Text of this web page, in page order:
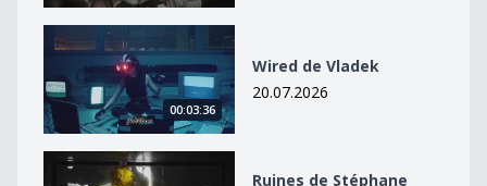
Wired de Vladek
00:03:36
Wired de Vladek
20.07.2026
Ruines de Stéphane Blok
Ruines de Stéphane